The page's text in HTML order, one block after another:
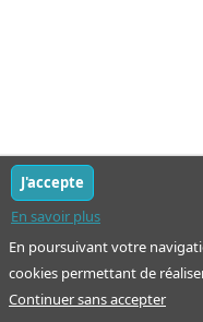
En poursuivant votre
cookies permettant de
En savoir plus
J'accepte
Continuer sans accepter